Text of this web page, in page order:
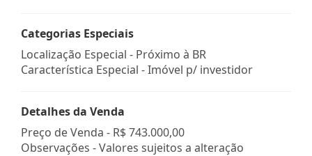
Categorias Especiais
Localização Especial - Próximo à BR
Característica Especial - Imóvel p/ investidor
Detalhes da Venda
Preço de Venda - R$ 743.000,00
Observações - Valores sujeitos a alteração